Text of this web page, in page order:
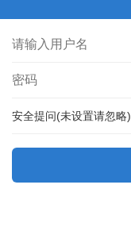
安全提问(未设置请忽略)